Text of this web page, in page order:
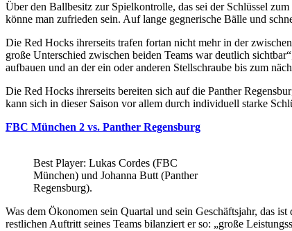
Über den Ballbesitz zur Spielkontrolle, das sei der Schlüssel
könne man zufrieden sein. Auf lange gegnerische Bälle und
Die Red Hocks ihrerseits trafen fortan nicht mehr in der
große Unterschied zwischen beiden Teams war deutlich
aufbauen und an der ein oder anderen Stellschraube bis zum
Die Red Hocks ihrerseits bereiten sich auf die Panther
kann sich in dieser Saison vor allem durch individuell starke
FBC München 2 vs. Panther Regensburg
Best Player: Lukas Cordes (FBC
München) und Johanna Butt (Panther
Regensburg).
Was dem Ökonomen sein Quartal und sein Geschäftsjahr, das
restlichen Auftritt seines Teams bilanziert er so: „große